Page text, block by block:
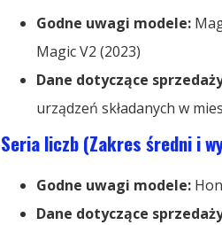
Godne uwagi modele:
Magic V2 (2023)
Dane dotyczące
urządzeń składanych w
Seria liczb (Zakres średni i
Godne uwagi modele:
Dane dotyczące